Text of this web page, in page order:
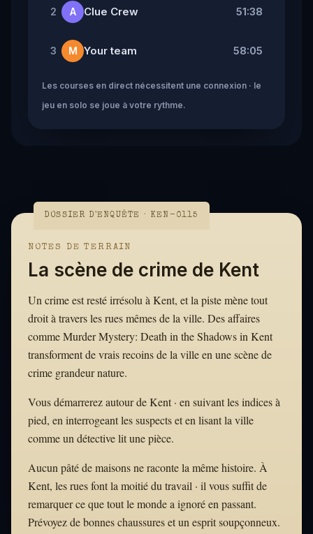
2 A Clue Crew 51:38
3 M Your team 58:05
Les courses en direct nécessitent une connexion · le
jeu en solo se joue à votre rythme.
DOSSIER D'ENQUÊTE · KEN-0115
NOTES DE TERRAIN
La scène de crime de Kent
Un crime est resté irrésolu à Kent, et la piste mène tout
droit à travers les rues mêmes de la ville. Des affaires
comme Murder Mystery: Death in the Shadows in Kent
transforment de vrais recoins de la ville en une scène de
crime grandeur nature.
Vous démarrerez autour de Kent · en suivant les indices à
pied, en interrogeant les suspects et en lisant la ville
comme un détective lit une pièce.
Aucun pâté de maisons ne raconte la même histoire. À
Kent, les rues font la moitié du travail · il vous suffit de
remarquer ce que tout le monde a ignoré en passant.
Prévoyez de bonnes chaussures et un esprit soupçonneux.